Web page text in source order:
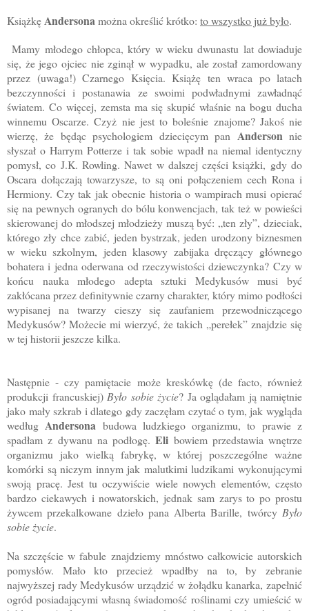
KsiążkęAndersonamożna określić krótko: to wszystko już było.
Mamy młodego chłopca, który w wieku dwunastu lat dowiaduje
się, że jego ojciec nie zginął w wypadku, ale został zamordowany
przez (uwaga!) Czarnego Księcia. Książę ten wraca po latach
bezczynności i postanawia ze swoimi podwładnymi zawładnąć
światem. Co więcej, zemsta ma się skupić właśnie na bogu ducha
winnemu Oscarze. Czyż nie jest to boleśnie znajome? Jakoś nie
wierzę, że będąc psychologiem dziecięcym pan Anderson nie
słyszał o Harrym Potterze i tak sobie wpadł na niemal identyczny
pomysł, co J.K. Rowling. Nawet w dalszej części książki, gdy do
Oscara dołączają towarzysze, to są oni połączeniem cech Rona i
Hermiony. Czy tak jak obecnie historia o wampirach musi opierać
się na pewnych ogranych do bólu konwencjach, tak też w powieści
skierowanej do młodszej młodzieży muszą być: „ten zły”, dzieciak,
którego zły chce zabić, jeden bystrzak, jeden urodzony biznesmen
w wieku szkolnym, jeden klasowy zabijaka dręczący głównego
bohatera i jedna oderwana od rzeczywistości dziewczynka? Czy w
końcu nauka młodego adepta sztuki Medykusów musi być
zakłócana przez definitywnie czarny charakter, który mimo podłości
wypisanej na twarzy cieszy się zaufaniem przewodniczącego
Medykusów? Możecie mi wierzyć, że takich „perełek” znajdzie się
w tej historii jeszcze kilka.
Następnie - czy pamiętacie może kreskówkę (de facto, również
produkcji francuskiej) Było sobie życie? Ja oglądałam ją namiętnie
jako mały szkrab i dlatego gdy zaczęłam czytać o tym, jak wygląda
według Andersona budowa ludzkiego organizmu, to prawie z
spadłam z dywanu na podłogę. Eli bowiem przedstawia wnętrze
organizmu jako wielką fabrykę, w której poszczególne ważne
komórki są niczym innym jak malutkimi ludzikami wykonującymi
swoją pracę. Jest tu oczywiście wiele nowych elementów, często
bardzo ciekawych i nowatorskich, jednak sam zarys to po prostu
żywcem przekalkowane dzieło pana Alberta Barille, twórcy Było
sobie życie.
Na szczęście w fabule znajdziemy mnóstwo całkowicie autorskich
pomysłów. Mało kto przecież wpadłby na to, by zebranie
najwyższej rady Medykusów urządzić w żołądku kanarka, zapełnić
ogród posiadającymi własną świadomość roślinami czy umieścić w